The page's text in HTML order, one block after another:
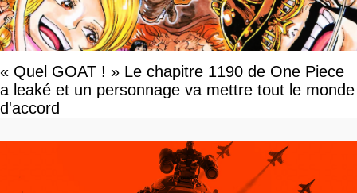
« Quel GOAT ! » Le chapitre 1190 de One Piece
a leaké et un personnage va mettre tout le monde
d'accord